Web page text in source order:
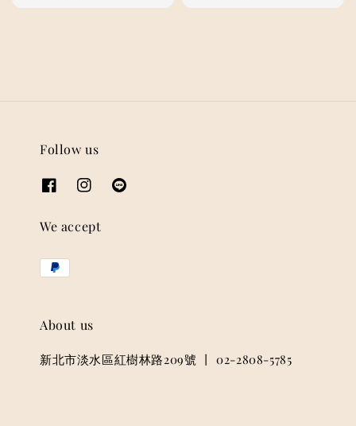
price
price
Follow us
We accept
About us
新北市淡水區紅樹林路209號 丨 02-2808-5785